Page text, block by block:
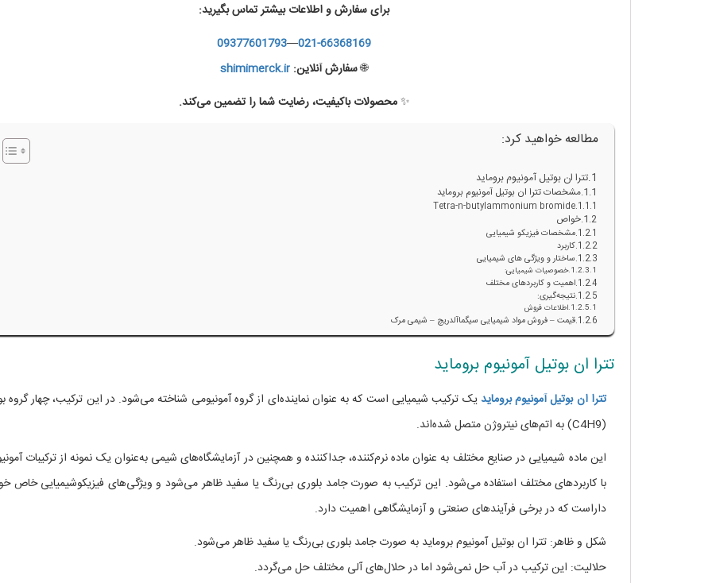
برای سفارش و اطلاعات بیشتر تماس بگیرید:
021-66368169
—
09377601793
🌐سفارش آنلاین: shimimerck.ir
✨محصولات باکیفیت، رضایت شما را تضمین می‌کند.
مطالعه خواهید کرد:
تترا ان بوتیل آمونیوم بروماید
مشخصات تترا ان بوتیل آمونیوم بروماید
Tetra-n-butylammonium bromide
خواص
مشخصات فیزیکو شیمیایی
کاربرد
ساختار و ویژگی های شیمیایی
خصوصیات شیمیایی:
اهمیت و کاربردهای مختلف
نتیجه‌گیری:
اطلاعات فروش
قیمت – فروش مواد شیمیایی سیگماآلدریچ – شیمی مرک
تترا ان بوتیل آمونیوم بروماید
تترا ان بوتیل آمونیوم برومایدیک ترکیب شیمیایی است که به عنوان نماینده‌ای از گروه آمونیومی شناخته می‌شود. در این ترکیب، چهار گروه
(C4H9) به اتم‌های نیتروژن متصل شده‌اند.
این ماده شیمیایی در صنایع مختلف به عنوان ماده نرم‌کننده، جداکننده و همچنین در آزمایشگاه‌های شیمی به‌عنوان یک نمونه از ترکیبات
با کاربردهای مختلف استفاده می‌شود. این ترکیب به صورت جامد بلوری بی‌رنگ یا سفید ظاهر می‌شود و ویژگی‌های فیزیکوشیمیایی خاص
داراست که در برخی فرآیندهای صنعتی و آزمایشگاهی اهمیت دارد.
شکل و ظاهر: تترا ان بوتیل آمونیوم بروماید به صورت جامد بلوری بی‌رنگ یا سفید ظاهر می‌شود.
حلالیت: این ترکیب در آب حل نمی‌شود اما در حلال‌های آلی مختلف حل می‌گردد.